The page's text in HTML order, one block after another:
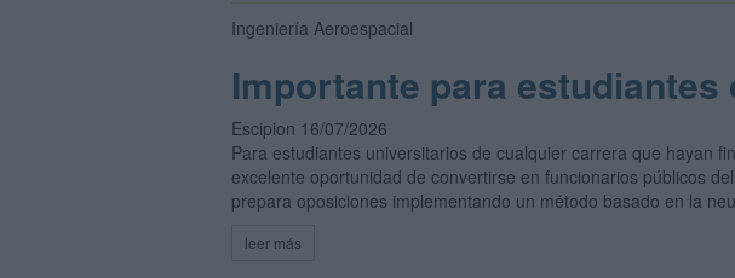
Ingeniería Aeroespacial
Importante para
Escipion 16/07/2026
Para estudiantes universitarios de cualquier carrera que hayan
excelente oportunidad de convertirse en funcionarios públicos
prepara oposiciones implementando un método basado en la
leer más